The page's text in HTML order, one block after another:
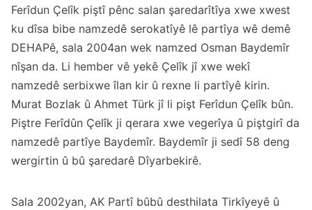
Ferîdun Çelîk piştî pênc salan şaredarîtîya xwe xwest
ku dîsa bibe namzedê serokatîyê lê partîya wê demê
DEHAPê, sala 2004an wek namzed Osman Baydemîr
nîşan da. Li hember vê yekê Çelîk jî xwe wekî
namzedê serbixwe îlan kir û rexne li partîyê kirin.
Murat Bozlak û Ahmet Türk jî li pişt Ferîdun Çelîk bûn.
Piştre Ferîdûn Çelîk ji qerara xwe vegerîya û piştgirî da
namzedê partîye Baydemîr. Baydemîr ji sedî 58 deng
wergirtin û bû şaredarê Dîyarbekirê.
Sala 2002yan, AK Partî bûbû desthilata Tirkîyeyê û